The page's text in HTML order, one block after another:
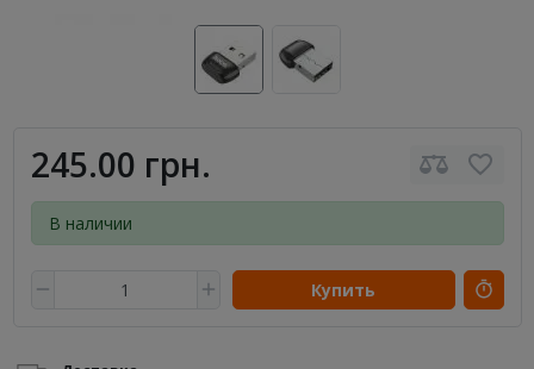
245.00 грн.
В наличии
Купить